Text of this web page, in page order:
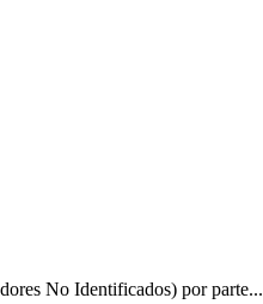
No Identificados) por parte...